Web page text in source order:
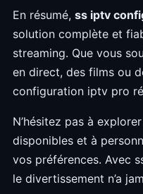
En résumé, ss iptv
solution complète et
streaming. Que vous
en direct, des films ou
configuration iptv pro
N’hésitez pas à
disponibles et à
vos préférences. Avec
le divertissement n’a